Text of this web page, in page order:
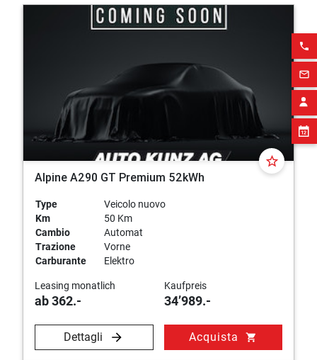
phone
mail_outline
star_border
Alpine A290 GT Premium 52kWh
Type
Veicolo nuovo
Km
50 Km
Cambio
Automat
Trazione
Vorne
Carburante
Elektro
Leasing monatlich
ab 362.-
Kaufpreis
34’989.-
Dettagli Acquista shopping_cart